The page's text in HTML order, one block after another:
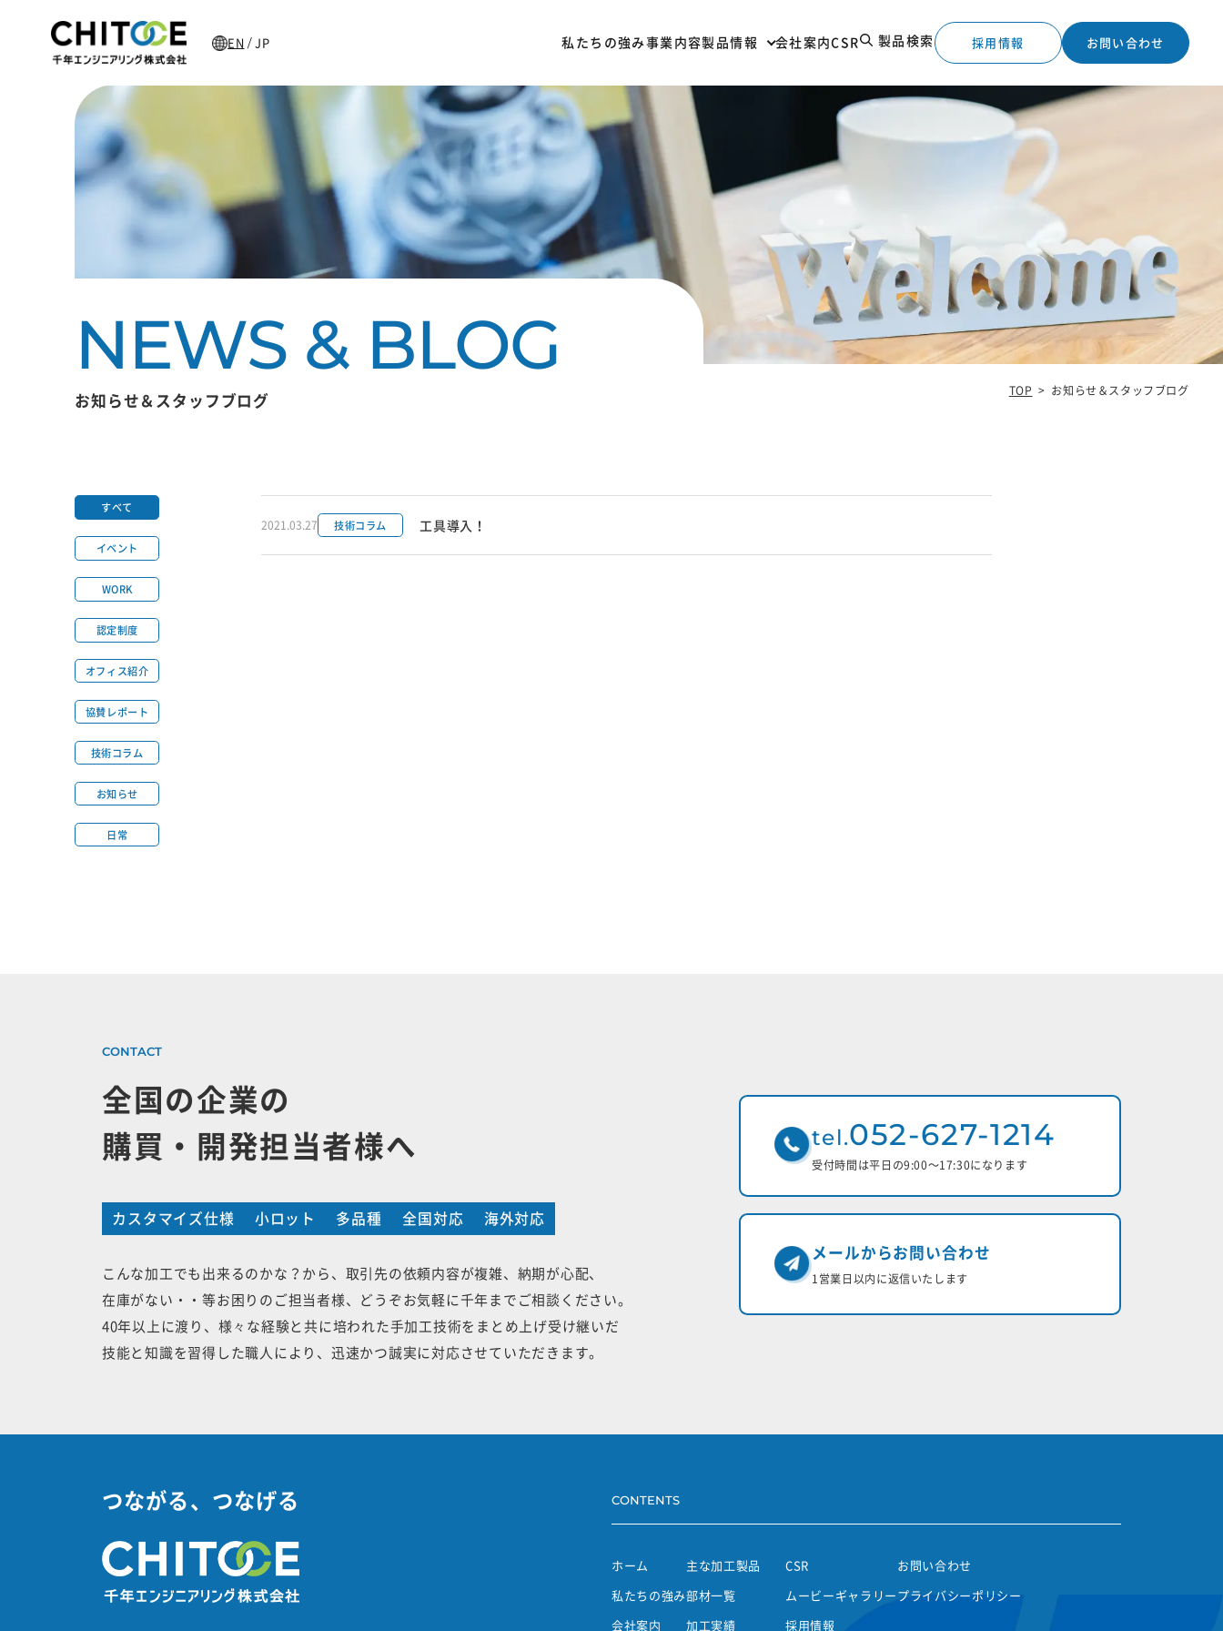
EN / JP 私たちの強み事業内容製品情報
主な加工製品 部材一覧 加工実績
会社案内CSR 製品検索 採用情報 お問い合わせ
TOP > お知らせ＆スタッフブログ
お知らせ＆スタッフブログ
すべて
イベント
WORK
認定制度
オフィス紹介
協賛レポート
技術コラム
お知らせ
日常
2021.03.27 技術コラム 工具導入！
全国の企業の
購買・開発担当者様へ
カスタマイズ仕様 小ロット 多品種 全国対応 海外対応
こんな加工でも出来るのかな？から、取引先の依頼内容が複雑、納期が心配、
在庫がない・・等お困りのご担当者様、どうぞお気軽に千年までご相談ください。
40年以上に渡り、様々な経験と共に培われた手加工技術をまとめ上げ受け継いだ
技能と知識を習得した職人により、迅速かつ誠実に対応させていただきます。
tel.052-627-1214
受付時間は平日の9:00〜17:30になります
メールからお問い合わせ
1営業日以内に返信いたします
つながる、つなげる CONTENTS
ホーム
私たちの強み
会社案内
主な加工製品
部材一覧
加工実績
CSR
ムービーギャラリー
採用情報
お問い合わせ
プライバシーポリシー